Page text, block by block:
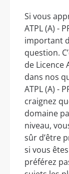
Si vous
ATPL (A) -
important
question.
de Licence
dans nos
ATPL (A) -
craignez
domaine
niveau,
sûr d’être
si vous
préférez